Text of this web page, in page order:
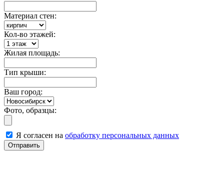
Материал стен:
Кол-во этажей:
Жилая площадь:
Тип крыши:
Ваш город:
Фото, образцы:
Я согласен на обработку персональных данных
Отправить